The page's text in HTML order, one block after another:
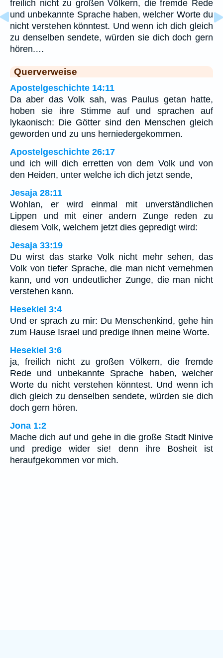
freilich nicht zu großen Völkern, die fremde Rede
und unbekannte Sprache haben, welcher Worte du
nicht verstehen könntest. Und wenn ich dich gleich
zu denselben sendete, würden sie dich doch gern
hören.…
Querverweise
Apostelgeschichte 14:11
Da aber das Volk sah, was Paulus getan hatte,
hoben sie ihre Stimme auf und sprachen auf
lykaonisch: Die Götter sind den Menschen gleich
geworden und zu uns herniedergekommen.
Apostelgeschichte 26:17
und ich will dich erretten von dem Volk und von
den Heiden, unter welche ich dich jetzt sende,
Jesaja 28:11
Wohlan, er wird einmal mit unverständlichen
Lippen und mit einer andern Zunge reden zu
diesem Volk, welchem jetzt dies gepredigt wird:
Jesaja 33:19
Du wirst das starke Volk nicht mehr sehen, das
Volk von tiefer Sprache, die man nicht vernehmen
kann, und von undeutlicher Zunge, die man nicht
verstehen kann.
Hesekiel 3:4
Und er sprach zu mir: Du Menschenkind, gehe hin
zum Hause Israel und predige ihnen meine Worte.
Hesekiel 3:6
ja, freilich nicht zu großen Völkern, die fremde
Rede und unbekannte Sprache haben, welcher
Worte du nicht verstehen könntest. Und wenn ich
dich gleich zu denselben sendete, würden sie dich
doch gern hören.
Jona 1:2
Mache dich auf und gehe in die große Stadt Ninive
und predige wider sie! denn ihre Bosheit ist
heraufgekommen vor mich.